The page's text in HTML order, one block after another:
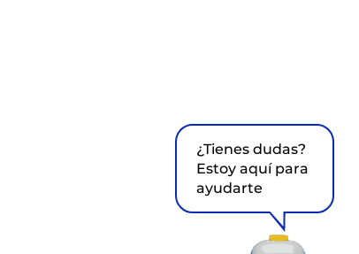
¿Tienes dudas?
Estoy aquí para
ayudarte